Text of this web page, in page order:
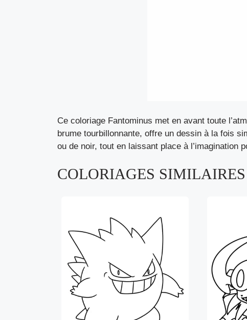
Ce coloriage Fantominus met en avant toute
brume tourbillonnante, offre un dessin à la fois
ou de noir, tout en laissant place à l’imagination
COLORIAGES